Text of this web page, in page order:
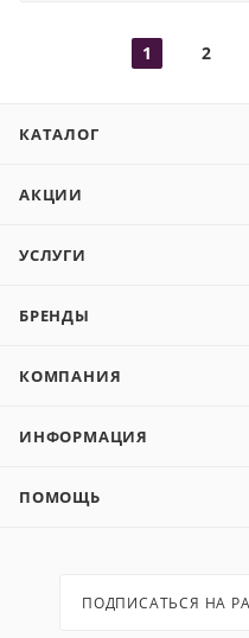
1 2
КАТАЛОГ
АКЦИИ
УСЛУГИ
БРЕНДЫ
КОМПАНИЯ
ИНФОРМАЦИЯ
ПОМОЩЬ
ПОДПИСАТЬСЯ НА